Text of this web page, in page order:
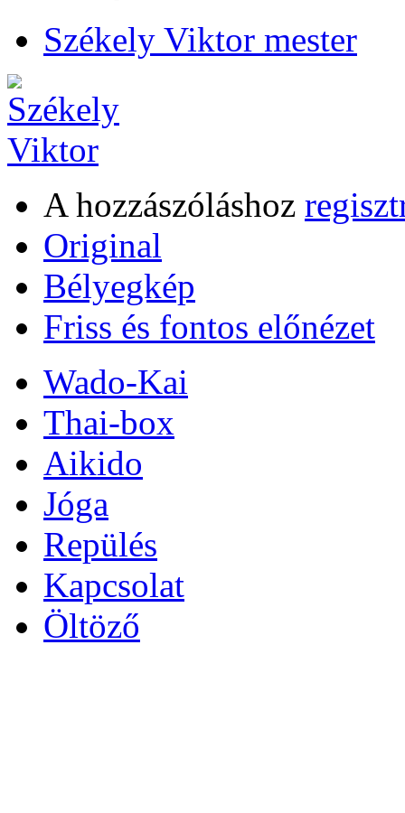
Székely Viktor mester
A hozzászóláshoz
Original
Bélyegkép
Friss és fontos előnézet
Wado-Kai
Thai-box
Aikido
Jóga
Repülés
Kapcsolat
Öltöző